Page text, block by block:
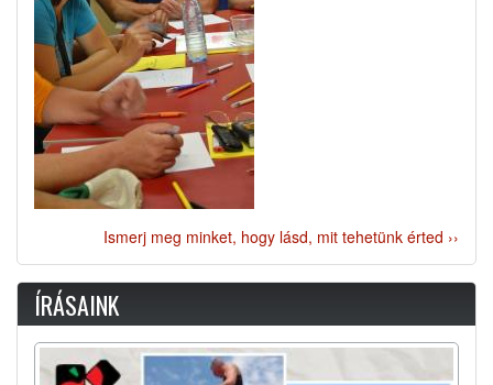
Ismerj meg minket, hogy lásd, mit tehetünk érted ››
ÍRÁSAINK